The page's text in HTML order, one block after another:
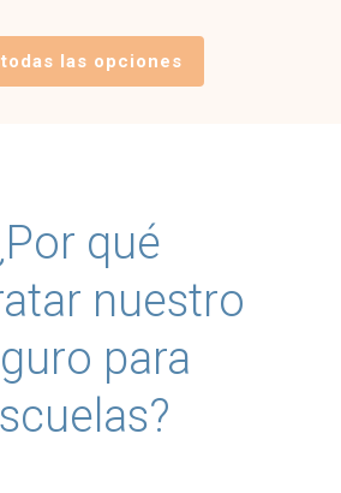
las opciones
qué
nuestro
para